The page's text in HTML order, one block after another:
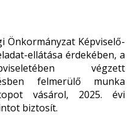
Önkormányzat Képviselő-
ellátása érdekében, a
végzett
felmerülő munka
vásárol, 2025. évi
biztosít.